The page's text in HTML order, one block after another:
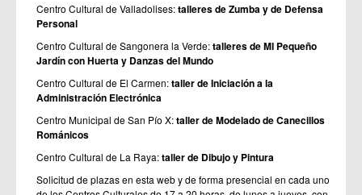
Centro Cultural de Valladolises:talleres de Zumba y de Defensa
Personal
Centro Cultural de Sangonera la Verde:talleres de MI Pequeño
Jardín con Huerta y Danzas del Mundo
Centro Cultural de El Carmen:taller de Iniciación a la
Administración Electrónica
Centro Municipal de San Pío X:taller de Modelado de Canecillos
Románicos
Centro Cultural de La Raya:taller de Dibujo y Pintura
Solicitud de plazas en esta web y de forma presencial en cada uno